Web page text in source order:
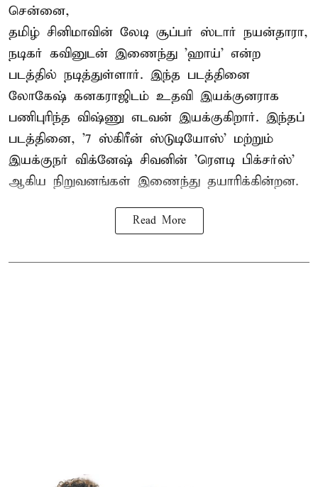
சென்னை,
தமிழ் சினிமாவின் லேடி சூப்பர் ஸ்டார் நயன்தாரா,
நடிகர் கவினுடன் இணைந்து 'ஹாய்' என்ற
படத்தில் நடித்துள்ளார். இந்த படத்தினை
லோகேஷ் கனகராஜிடம் உதவி இயக்குனராக
பணிபுரிந்த விஷ்ணு எடவன் இயக்குகிறார். இந்தப்
படத்தினை, '7 ஸ்கிரீன் ஸ்டுடியோஸ்' மற்றும்
இயக்குநர் விக்னேஷ் சிவனின் 'ரௌடி பிக்சர்ஸ்'
ஆகிய நிறுவனங்கள் இணைந்து தயாரிக்கின்றன.
Read More